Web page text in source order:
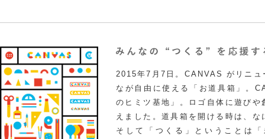
2015年7月7日。CANVAS がリニュ
なが自由に使える「お道具箱」。
のヒミツ基地」。ロゴ自体に遊び
えました。道具箱を開ける時は、
そして「つくる」ということは